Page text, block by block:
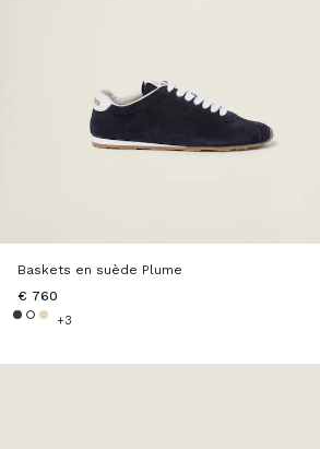
Baskets en suède Plume
€ 760
+3